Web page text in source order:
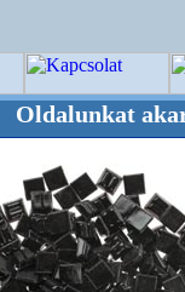
akarattal